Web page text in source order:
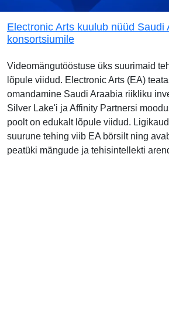
Electronic Arts kuulub nüüd Saudi
konsortsiumile
Videomängutööstuse üks suurimaid
lõpule viidud. Electronic Arts (EA)
omandamine Saudi Araabia riikliku
Silver Lake'i ja Affinity Partnersi
poolt on edukalt lõpule viidud.
suurune tehing viib EA börsilt ning
peatüki mängude ja tehisintellekti